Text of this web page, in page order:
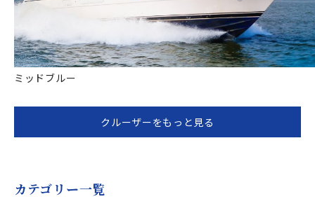
ミッドブルー
クルーザーをもっと見る
カテゴリー一覧